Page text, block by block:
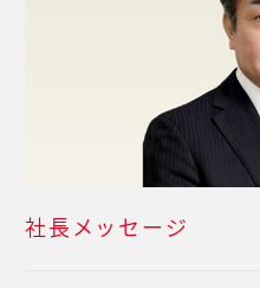
社長メッセージ